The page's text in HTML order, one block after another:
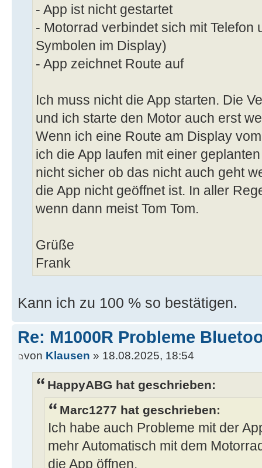
- App ist nicht gestartet
- Motorrad verbindet sich mit Telefon
Symbolen im Display)
- App zeichnet Route auf
Ich muss nicht die App starten. Die
und ich starte den Motor auch erst
Wenn ich eine Route am Display
ich die App laufen mit einer
nicht sicher ob das nicht auch geht
die App nicht geöffnet ist. In aller
wenn dann meist Tom Tom.
Grüße
Frank
Kann ich zu 100 % so bestätigen.
Re: M1000R Probleme
von Klausen » 18.08.2025, 18:54
HappyABG hat geschrieben:
Marc1277 hat geschrieben:
Ich habe auch Probleme mit der
mehr Automatisch mit dem
die App öffnen.